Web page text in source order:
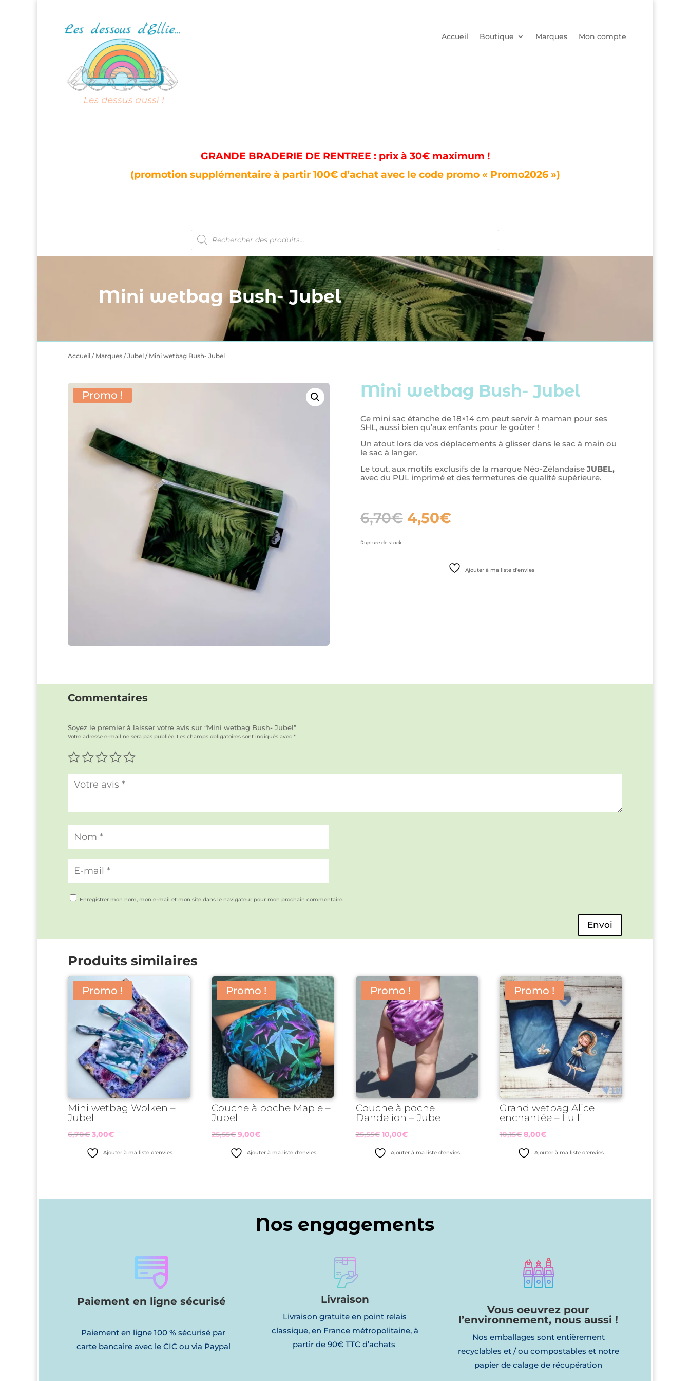
Accueil Boutique Marques Mon compte
GRANDE BRADERIE DE RENTREE : prix à 30€ maximum !
(promotion supplémentaire à partir 100€ d’achat avec le code promo « Promo2026 »)
Recherche
produits
Mini wetbag Bush- Jubel
Accueil / Marques /Jubel / Mini wetbag Bush- Jubel
Promo ! Mini wetbag Bush- Jubel
Ce mini sac étanche de 18×14 cm peut servir à maman pour ses
SHL, aussi bien qu’aux enfants pour le goûter !
Un atout lors de vos déplacements à glisser dans le sac à main ou
le sac à langer.
Le tout, aux motifs exclusifs de la marque Néo-Zélandaise JUBEL,
avec du PUL imprimé et des fermetures de qualité supérieure.
6,70€ Le
prix
4,50€Le
prix
Rupture de stock
Ajouter à ma liste d'envies
Commentaires
Soyez le premier à laisser votre avis sur “Mini wetbag Bush- Jubel”
Votre adresse e-mail ne sera pas publiée. Les champs obligatoires sont indiqués avec *
Enregistrer mon nom, mon e-mail et mon site dans le navigateur pour mon prochain commentaire.
Envoi
Produits similaires
Promo !
Mini wetbag Wolken –
Jubel
6,70€ Le
prix
initial
3,00€Le
Ajouter à ma liste d'envies
Promo !
Couche à poche Maple –
Jubel
25,55€ Le
prix
initial
9,00€Le
Ajouter à ma liste d'envies
Promo !
Couche à poche
Dandelion – Jubel
25,55€ Le
prix
initial
10,00€Le
Ajouter à ma liste d'envies
Promo !
Grand wetbag Alice
enchantée – Lulli
10,15€ Le
prix
initial
8,00€Le
Ajouter à ma liste d'envies
Nos engagements
Paiement en ligne sécurisé
Paiement en ligne 100 % sécurisé par
carte bancaire avec le CIC ou via Paypal
Livraison
Livraison gratuite en point relais
classique, en France métropolitaine, à
partir de 90€ TTC d’achats
Vous oeuvrez pour
l’environnement, nous aussi !
Nos emballages sont entièrement
recyclables et / ou compostables et notre
papier de calage de récupération